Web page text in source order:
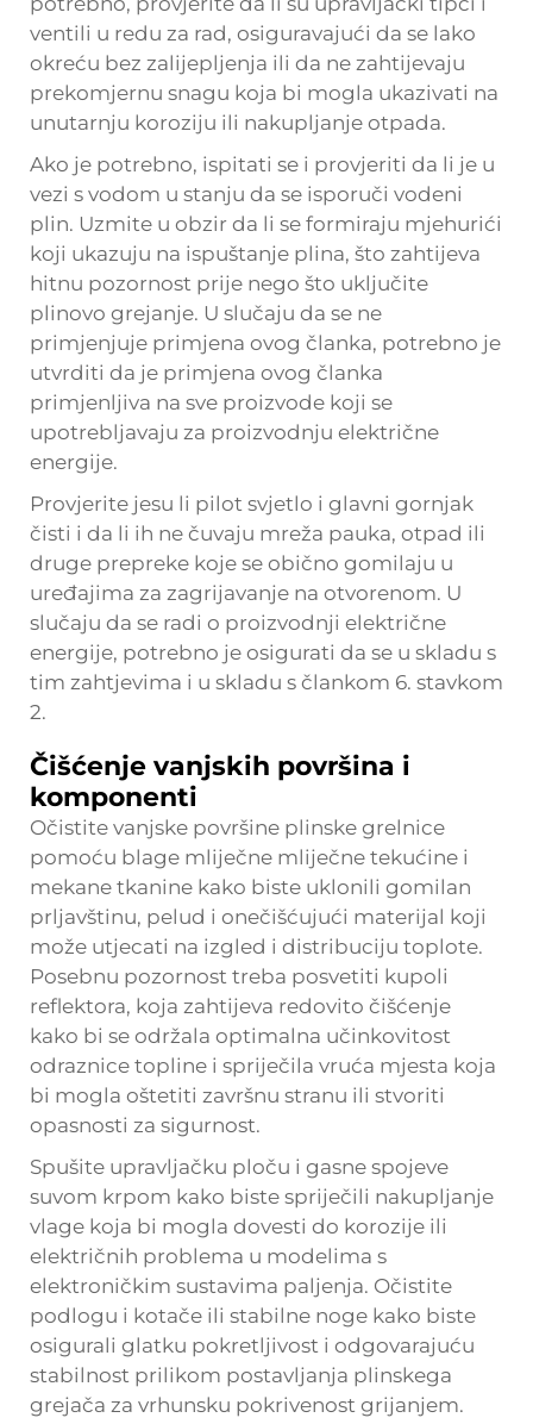
ventili u redu za rad, osiguravajući da se lako
okreću bez zalijepljenja ili da ne zahtijevaju
prekomjernu snagu koja bi mogla ukazivati na
unutarnju koroziju ili nakupljanje otpada.
Ako je potrebno, ispitati se i provjeriti da li je u
vezi s vodom u stanju da se isporuči vodeni
plin. Uzmite u obzir da li se formiraju mjehurići
koji ukazuju na ispuštanje plina, što zahtijeva
hitnu pozornost prije nego što uključite
plinovo grejanje. U slučaju da se ne
primjenjuje primjena ovog članka, potrebno je
utvrditi da je primjena ovog članka
primjenljiva na sve proizvode koji se
upotrebljavaju za proizvodnju električne
energije.
Provjerite jesu li pilot svjetlo i glavni gornjak
čisti i da li ih ne čuvaju mreža pauka, otpad ili
druge prepreke koje se obično gomilaju u
uređajima za zagrijavanje na otvorenom. U
slučaju da se radi o proizvodnji električne
energije, potrebno je osigurati da se u skladu s
tim zahtjevima i u skladu s člankom 6. stavkom
2.
Čišćenje vanjskih površina i
komponenti
Očistite vanjske površine plinske grelnice
pomoću blage mliječne mliječne tekućine i
mekane tkanine kako biste uklonili gomilan
prljavštinu, pelud i onečišćujući materijal koji
može utjecati na izgled i distribuciju toplote.
Posebnu pozornost treba posvetiti kupoli
reflektora, koja zahtijeva redovito čišćenje
kako bi se održala optimalna učinkovitost
odraznice topline i spriječila vruća mjesta koja
bi mogla oštetiti završnu stranu ili stvoriti
opasnosti za sigurnost.
Spušite upravljačku ploču i gasne spojeve
suvom krpom kako biste spriječili nakupljanje
vlage koja bi mogla dovesti do korozije ili
električnih problema u modelima s
elektroničkim sustavima paljenja. Očistite
podlogu i kotače ili stabilne noge kako biste
osigurali glatku pokretljivost i odgovarajuću
stabilnost prilikom postavljanja plinskega
grejača za vrhunsku pokrivenost grijanjem.